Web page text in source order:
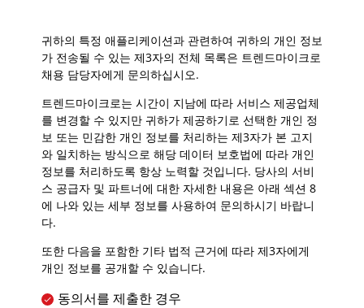
귀하의 특정 애플리케이션과 관련하여 귀하의 개인 정보
가 전송될 수 있는 제3자의 전체 목록은 트렌드마이크로
채용 담당자에게 문의하십시오.
트렌드마이크로는 시간이 지남에 따라 서비스 제공업체
를 변경할 수 있지만 귀하가 제공하기로 선택한 개인 정
보 또는 민감한 개인 정보를 처리하는 제3자가 본 고지
와 일치하는 방식으로 해당 데이터 보호법에 따라 개인
정보를 처리하도록 항상 노력할 것입니다. 당사의 서비
스 공급자 및 파트너에 대한 자세한 내용은 아래 섹션 8
에 나와 있는 세부 정보를 사용하여 문의하시기 바랍니
다.
또한 다음을 포함한 기타 법적 근거에 따라 제3자에게
개인 정보를 공개할 수 있습니다.
동의서를 제출한 경우